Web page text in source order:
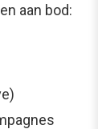
aan bod: